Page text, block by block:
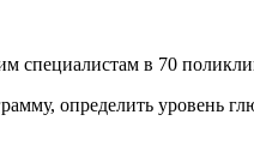
специалистам в 70
определить уровень